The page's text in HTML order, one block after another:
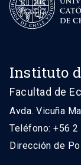
Instituto
Facultad de
Avda. Vicuña
Teléfono: +56 2
Dirección de